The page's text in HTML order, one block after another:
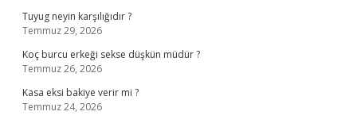
Tuyug neyin karşılığıdır ?
Temmuz 29, 2026
Koç burcu erkeği sekse düşkün müdür ?
Temmuz 26, 2026
Kasa eksi bakiye verir mi ?
Temmuz 24, 2026